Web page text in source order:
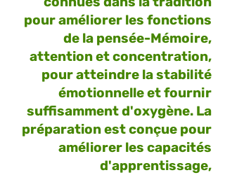
pour améliorer les fonctions
de la pensée-Mémoire,
attention et concentration,
pour atteindre la stabilité
émotionnelle et fournir
suffisamment d'oxygène. La
préparation est conçue pour
améliorer les capacités
d'apprentissage,